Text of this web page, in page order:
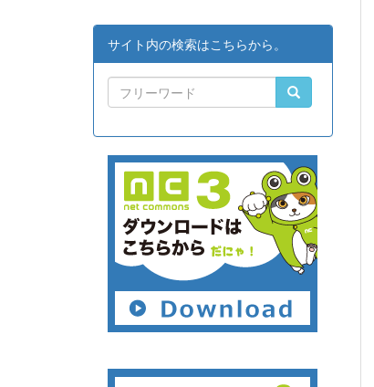
サイト内の検索はこちらから。